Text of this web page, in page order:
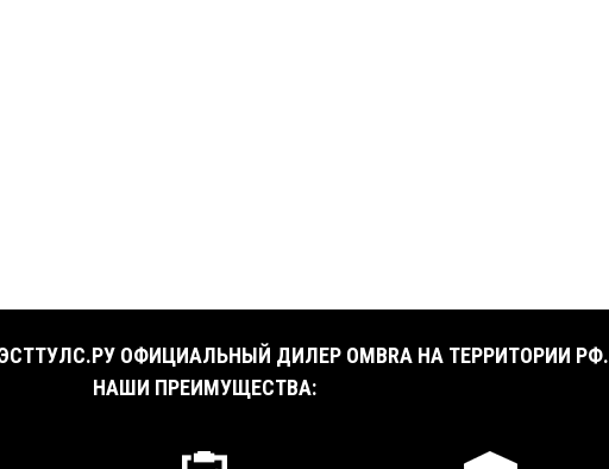
ОФИЦИАЛЬНЫЙ ДИЛЕР OMBRA НА ТЕРРИТОРИИ РФ.
НАШИ ПРЕИМУЩЕСТВА: